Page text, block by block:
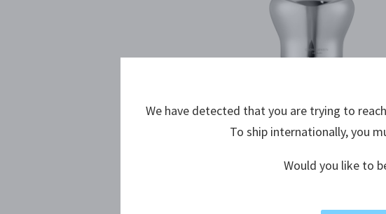
We have detected that you are trying to
To ship internationally, you
Would you like to